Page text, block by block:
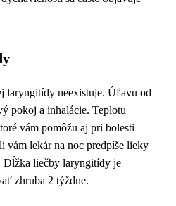
laryngitídy neexistuje. Úľavu od
pokoj a inhalácie. Teplotu
vám pomôžu aj pri bolesti
vám lekár na noc predpíše lieky
Dĺžka liečby laryngitídy je
zhruba 2 týždne.